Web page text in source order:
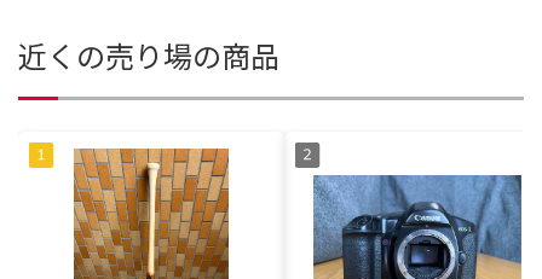
近くの売り場の商品